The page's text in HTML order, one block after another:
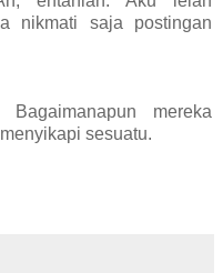
nikmati saja postingan
mereka
sesuatu.